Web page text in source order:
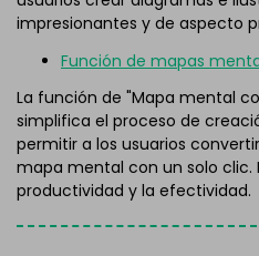
impresionantes y de aspecto
Función de mapas
La función de "Mapa mental
simplifica el proceso de
permitir a los usuarios
mapa mental con un solo
productividad y la efectividad.